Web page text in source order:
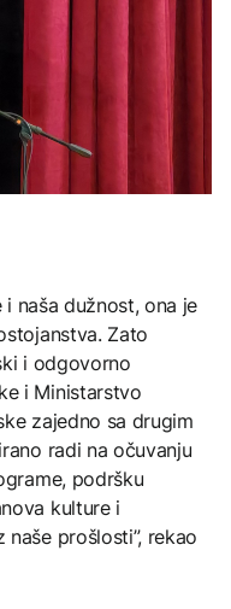
i naša dužnost, ona je
Zato
i odgovorno
i Ministarstvo
zajedno sa drugim
radi na očuvanju
podršku
kulture i
prošlosti”, rekao